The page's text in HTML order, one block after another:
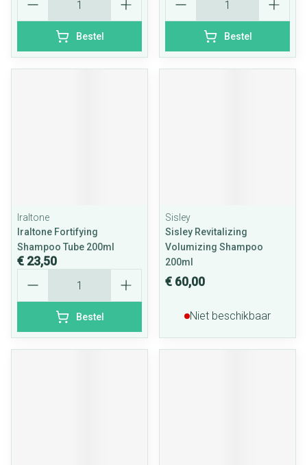
Bestel Bestel
Iraltone
Iraltone Fortifying
Shampoo Tube 200ml
€ 23,50
Bestel
Sisley
Sisley Revitalizing
Volumizing Shampoo
200ml
€ 60,00
Niet beschikbaar